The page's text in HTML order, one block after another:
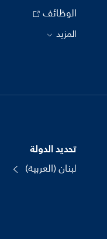
الوظائف
المزيد
تحديد الدولة
لبنان (العربية)